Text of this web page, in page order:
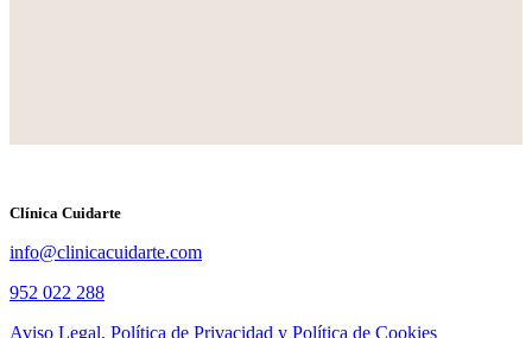
Clínica Cuidarte
info@clinicacuidarte.com
952 022 288
Aviso Legal, Política de Privacidad y Política de Cookies